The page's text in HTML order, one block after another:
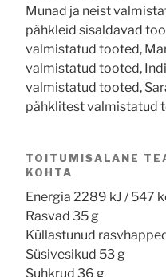
Munad ja neist
pähkleid sisaldavad
valmistatud tooted,
valmistatud tooted,
valmistatud tooted,
pähklitest valmistatud
TOITUMISALANE
KOHTA
Energia 2289 kJ / 547
Rasvad 35 g
Küllastunud
Süsivesikud 53 g
Suhkrud 36 g